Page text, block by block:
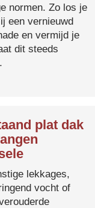
normen. Zo los je
een vernieuwd
en vermijd je
dit steeds
plat dak
lekkages,
vocht of